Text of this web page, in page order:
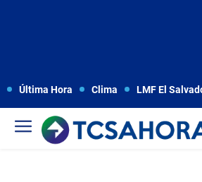
Última Hora Clima LMF El